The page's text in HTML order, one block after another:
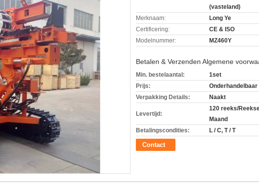
(vasteland)
Merknaam:
Long Ye
Certificering:
CE & ISO
Modelnummer:
MZ460Y
Betalen & Verzenden Algemene
Min. bestelaantal:
1set
Prijs:
Onderhandelbaar
Verpakking Details:
Naakt
Levertijd:
120 reeks/
Maand
Betalingscondities:
L / C, T / T
Contact